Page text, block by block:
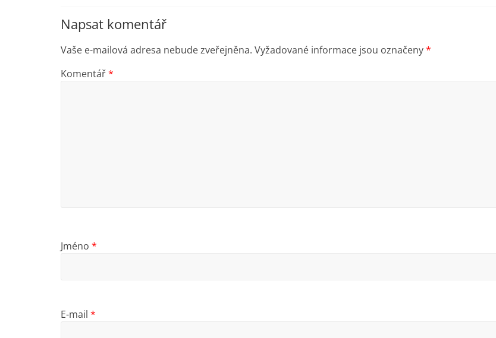
Napsat komentář
Vaše e-mailová adresa nebude zveřejněna. Vyžadované informace jsou označeny*
Komentář*
Jméno *
E-mail *